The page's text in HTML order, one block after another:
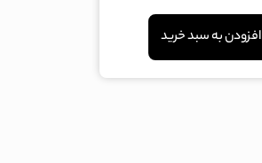
افزودن به سبد خرید